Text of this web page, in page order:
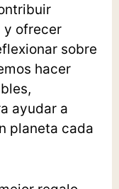
y ofrecer
sobre
hacer
ayudar a
planeta cada